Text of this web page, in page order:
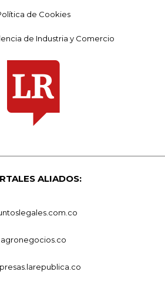
de Cookies
de Industria y Comercio
ALIADOS:
agronegocios.co